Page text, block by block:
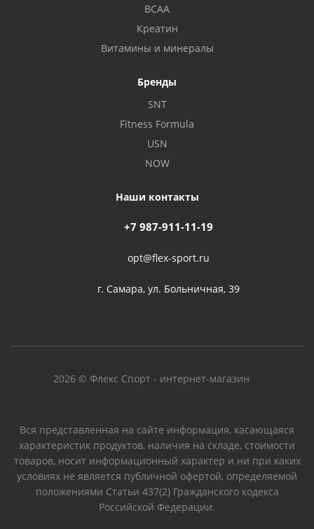
BCAA
Креатин
Витамины и минералы
Бренды
SNT
Fitness Formula
USN
NOW
Наши контакты
+7 987-911-11-19
opt@flex-sport.ru
г. Самара, ул. Больничная, 39
2026 © Флекс Спорт - интернет-магазин
Вся представленная на сайте информация, касающаяся
характеристик продуктов, наличия на складе, стоимости
товаров, носит информационный характер и ни при каких
условиях не является публичной офертой, определяемой
положениями Статьи 437(2) Гражданского кодекса
Российской Федерации.